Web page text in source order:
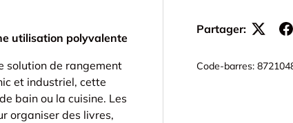
Partager:
Code-barres:
utilisation polyvalente
solution de rangement
et industriel, cette
bain ou la cuisine. Les
organiser des livres,